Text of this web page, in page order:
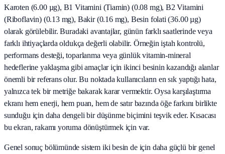
Karoten (6.00 µg), B1 Vitamini (Tiamin) (0.08 mg), B2 Vitamini
(Riboflavin) (0.13 mg), Bakir (0.16 mg), Besin folati (36.00 µg)
olarak görülebilir. Buradaki avantajlar, günün farklı saatlerinde veya
farklı ihtiyaçlarda oldukça değerli olabilir. Örneğin iştah kontrolü,
performans desteği, toparlanma veya günlük vitamin-mineral
hedeflerine yaklaşma gibi amaçlar için ikinci besinin kazandığı alanlar
önemli bir referans olur. Bu noktada kullanıcıların en sık yaptığı hata,
yalnızca tek bir metriğe bakarak karar vermektir. Oysa karşılaştırma
ekranı hem enerji, hem puan, hem de satır bazında öğe farkını birlikte
sunduğu için daha dengeli bir düşünme biçimini teşvik eder. Kısacası
bu ekran, rakamı yoruma dönüştürmek için var.
Genel sonuç bölümünde sistem iki besin de için daha güçlü bir genel